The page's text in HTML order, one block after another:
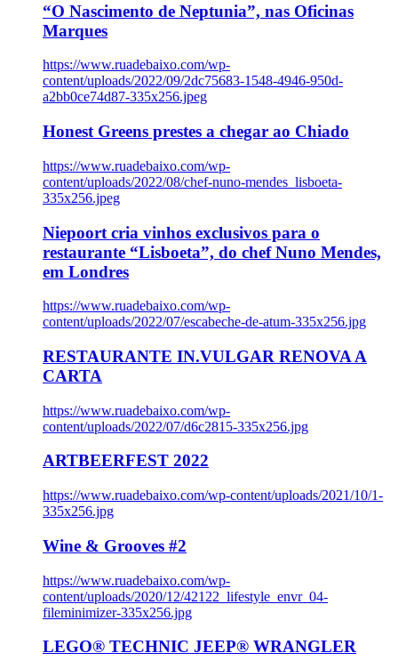
“O Nascimento de Neptunia”, nas Oficinas
Marques
https://www.ruadebaixo.com/wp-
content/uploads/2022/09/2dc75683-1548-4946-950d-
a2bb0ce74d87-335x256.jpeg
Honest Greens prestes a chegar ao Chiado
https://www.ruadebaixo.com/wp-
content/uploads/2022/08/chef-nuno-mendes_lisboeta-
335x256.jpeg
Niepoort cria vinhos exclusivos para o
restaurante “Lisboeta”, do chef Nuno Mendes,
em Londres
https://www.ruadebaixo.com/wp-
content/uploads/2022/07/escabeche-de-atum-335x256.jpg
RESTAURANTE IN.VULGAR RENOVA A
CARTA
https://www.ruadebaixo.com/wp-
content/uploads/2022/07/d6c2815-335x256.jpg
ARTBEERFEST 2022
https://www.ruadebaixo.com/wp-content/uploads/2021/10/1-
335x256.jpg
Wine & Grooves #2
https://www.ruadebaixo.com/wp-
content/uploads/2020/12/42122_lifestyle_envr_04-
fileminimizer-335x256.jpg
LEGO® TECHNIC JEEP® WRANGLER